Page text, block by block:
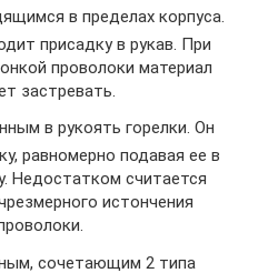
в пределах корпуса.
присадку в рукав. При
проволоки материал
застревать.
в рукоять горелки. Он
равномерно подавая ее в
Недостатком считается
истончения
сочетающим 2 типа